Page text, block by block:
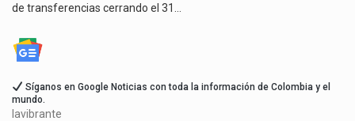
de transferencias cerrando el 31…
Síganos en Google Noticias con toda la información de Colombia y el
mundo.
lavibrante